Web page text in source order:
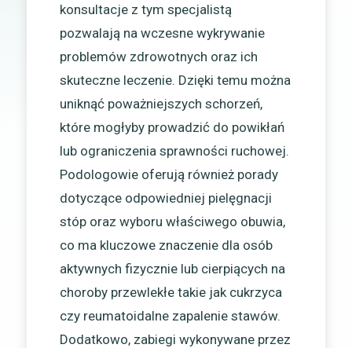
konsultacje z tym specjalistą
pozwalają na wczesne wykrywanie
problemów zdrowotnych oraz ich
skuteczne leczenie. Dzięki temu można
uniknąć poważniejszych schorzeń,
które mogłyby prowadzić do powikłań
lub ograniczenia sprawności ruchowej.
Podologowie oferują również porady
dotyczące odpowiedniej pielęgnacji
stóp oraz wyboru właściwego obuwia,
co ma kluczowe znaczenie dla osób
aktywnych fizycznie lub cierpiących na
choroby przewlekłe takie jak cukrzyca
czy reumatoidalne zapalenie stawów.
Dodatkowo, zabiegi wykonywane przez